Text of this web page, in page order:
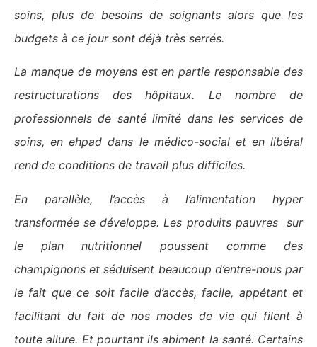
soins, plus de besoins de soignants alors que les
budgets à ce jour sont déjà très serrés.
La manque de moyens est en partie responsable des
restructurations des hôpitaux. Le nombre de
professionnels de santé limité dans les services de
soins, enehpad dans le médico-social et en libéral
rend de conditions de travail plus difficiles.
En parallèle, l’accès à l’alimentation hyper
transformée se développe. Les produits pauvres sur
le plan nutritionnel poussent comme des
champignons et séduisent beaucoup d’entre-nous par
le fait que ce soit facile d’accès, facile, appétant et
facilitant du fait de nos modes de vie qui filent à
toute allure. Et pourtant ils abiment la santé. Certains